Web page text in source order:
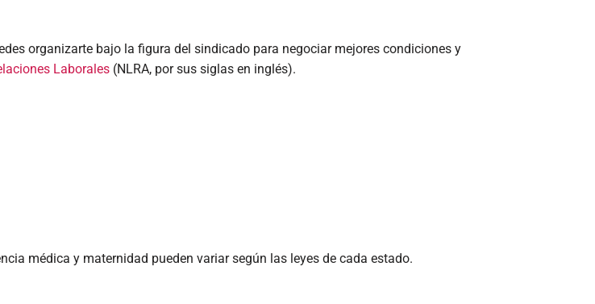
organizarte bajo la figura del sindicado para negociar mejores condiciones y
Laborales (NLRA, por sus siglas en inglés).
médica y maternidad pueden variar según las leyes de cada estado.